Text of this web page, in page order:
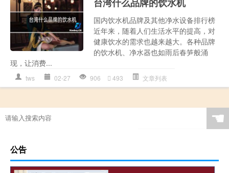
台湾什么品牌的饮水机
国内饮水机品牌及其他净水设备排行榜
近年来，随着人们生活水平的提高，对
健康饮水的需求也越来越大。各种品牌
的饮水机、净水器也如雨后春笋般涌
现，让消费...
tws 02-27 906 493 文章列表
☚
公告